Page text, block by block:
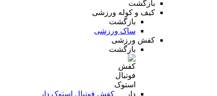
بازگشت
کیف و کوله ورزشی
بازگشت
ساک ورزشی
کفش ورزشی
بازگشت
کفش فوتبال استوک دار